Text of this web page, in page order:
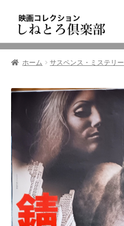
ゲ
シ
ン
ス
ッ
プ
テ
ツ
ス
ッ
ニュース
東三河の映画館
しねとろ倶楽部について
リンクの旅
ホーム サスペンス・ミステリー